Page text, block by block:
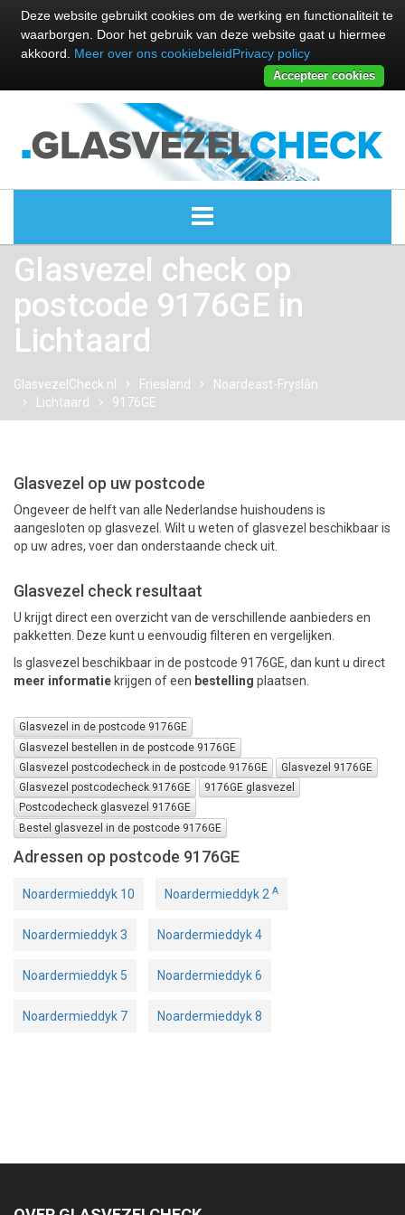
ALLE GLASVEZEL PROVIDERS
GLASVEZEL PROVIDERS
GLASVEZEL ALTERNATIEVEN
Glasvezel check op
postcode 9176GE in
Lichtaard
GlasvezelCheck.nl Friesland
Noardeast-Fryslân
Lichtaard
9176GE
Glasvezel op uw postcode
Ongeveer de helft van alle Nederlandse huishoudens is
aangesloten op glasvezel. Wilt u weten of glasvezel beschikbaar is
op uw adres, voer dan onderstaande check uit.
Glasvezel check resultaat
U krijgt direct een overzicht van de verschillende aanbieders en
pakketten. Deze kunt u eenvoudig filteren en vergelijken.
Is glasvezel beschikbaar in de postcode 9176GE, dan kunt u direct
meer informatie krijgen of een bestelling plaatsen.
Glasvezel in de postcode 9176GE
Glasvezel bestellen in de postcode 9176GE
Glasvezel postcodecheck in de postcode 9176GE
Glasvezel 9176GE
Glasvezel postcodecheck 9176GE
9176GE glasvezel
Postcodecheck glasvezel 9176GE
Bestel glasvezel in de postcode 9176GE
Adressen op postcode 9176GE
Noardermieddyk 10 Noardermieddyk 2 A
Noardermieddyk 3 Noardermieddyk 4
Noardermieddyk 5 Noardermieddyk 6
Noardermieddyk 7 Noardermieddyk 8
Deze website gebruikt cookies om de werking en functionaliteit te
waarborgen. Door het gebruik van deze website gaat u hiermee
akkoord. Meer over ons cookiebeleidPrivacy policy
Accepteer cookies